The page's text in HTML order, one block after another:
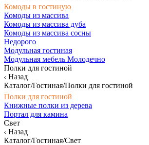
Комоды в гостиную
Комоды из массива
Комоды из массива дуба
Комоды из массива сосны
Недорого
Модульная гостиная
Модульная мебель Молодечно
Полки для гостиной
Назад
Каталог/Гостиная/Полки для гостиной
Полки для гостиной
Книжные полки из дерева
Портал для камина
Свет
Назад
Каталог/Гостиная/Свет